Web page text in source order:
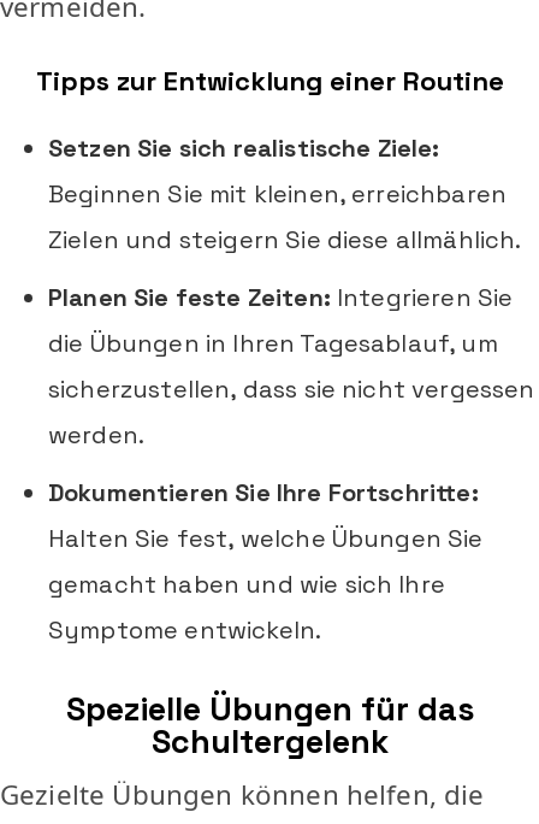
Tipps zur Entwicklung einer Routine
Setzen Sie sich realistische Ziele:
Beginnen Sie mit kleinen, erreichbaren
Zielen und steigern Sie diese allmählich.
Planen Sie feste Zeiten: Integrieren Sie
die Übungen in Ihren Tagesablauf, um
sicherzustellen, dass sie nicht vergessen
werden.
Dokumentieren Sie Ihre Fortschritte:
Halten Sie fest, welche Übungen Sie
gemacht haben und wie sich Ihre
Symptome entwickeln.
Spezielle Übungen für das
Schultergelenk
Gezielte Übungen können helfen, die